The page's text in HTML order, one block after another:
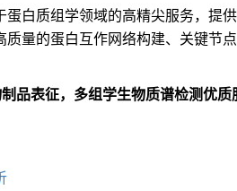
蛋白质组学领域的高精尖服务，提
质量的蛋白互作网络构建、关键节
品表征，多组学生物质谱检测优质